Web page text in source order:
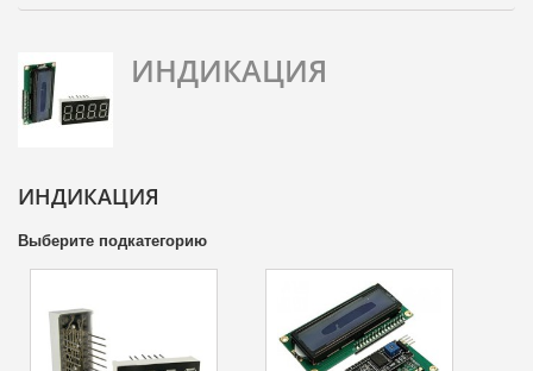
ИНДИКАЦИЯ
ИНДИКАЦИЯ
Выберите подкатегорию